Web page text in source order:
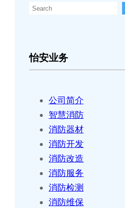
搜
怡安业务
公司简介
智慧消防
消防器材
消防开发
消防改造
消防服务
消防检测
消防维保